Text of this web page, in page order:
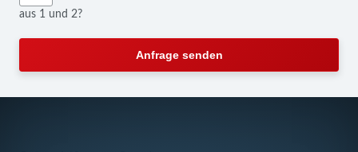
aus 1 und 2?
Anfrage senden